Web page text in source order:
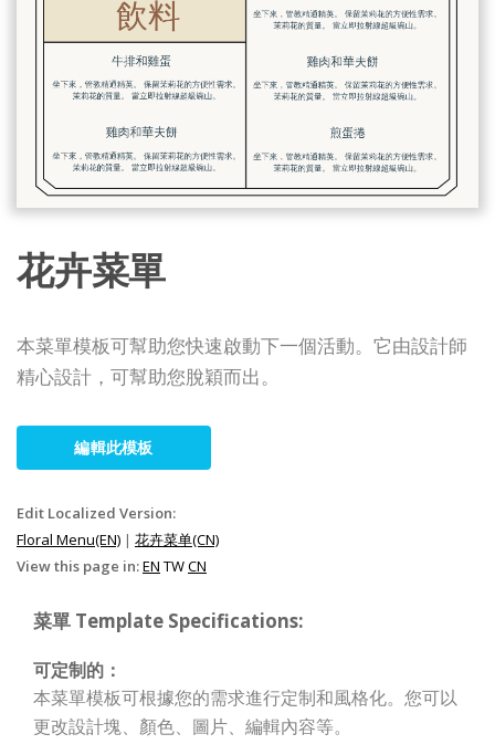
花卉菜單
本菜單模板可幫助您快速啟動下一個活動。它由設計師
精心設計，可幫助您脫穎而出。
編輯此模板
Edit Localized Version:
Floral Menu(EN) | 花卉菜单(CN)
View this page in:EN TWCN
菜單 Template Specifications:
可定制的：
本菜單模板可根據您的需求進行定制和風格化。您可以
更改設計塊、顏色、圖片、編輯內容等。